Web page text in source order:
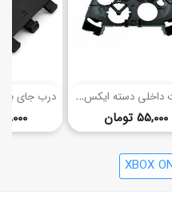
ا
سکلت داخلی دسته ایکس باکس وان
قیمت 55,000 تومان 35,000